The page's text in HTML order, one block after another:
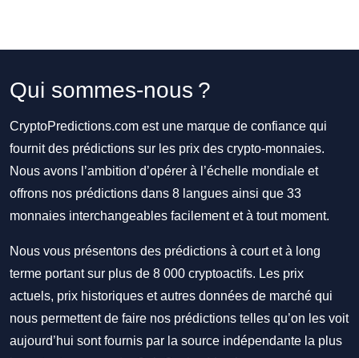
Qui sommes-nous ?
CryptoPredictions.com est une marque de confiance qui
fournit des prédictions sur les prix des crypto-monnaies.
Nous avons l’ambition d’opérer à l’échelle mondiale et
offrons nos prédictions dans 8 langues ainsi que 33
monnaies interchangeables facilement et à tout moment.
Nous vous présentons des prédictions à court et à long
terme portant sur plus de 8 000 cryptoactifs. Les prix
actuels, prix historiques et autres données de marché qui
nous permettent de faire nos prédictions telles qu’on les voit
aujourd’hui sont fournis par la source indépendante la plus